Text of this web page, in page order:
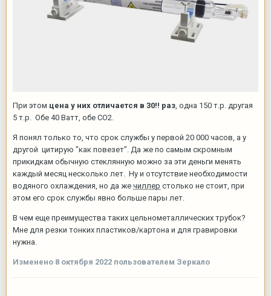
При этом цена у них отличается в 30!! раз , одна 150 т.р. другая
5 т.р. Обе 40 Ватт, обе CO2.
Я понял только то, что срок службы у первой 20 000 часов, а у
другой цитирую "как повезет". Да же по самым скромным
прикидкам обычную стеклянную можно за эти деньги менять
каждый месяц несколько лет. Ну и отсутствие необходимости
водяного охлаждения, но да же чиллер столько не стоит, при
этом его срок службы явно больше пары лет.
В чем еще преимущества таких цельнометаллических трубок?
Мне для резки тонких пластиков/картона и для гравировки
нужна.
Изменено 8 октября 2022 пользователем Зеркало